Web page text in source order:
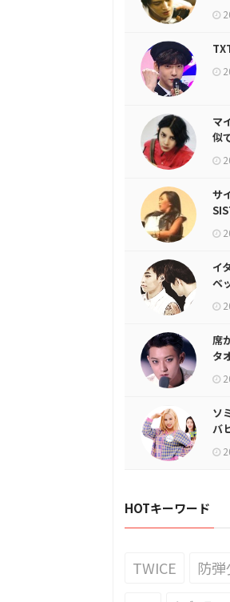
マ
似
サ
イ
ベ
題
席
タ
ソ
バ
HOTキーワード
TWICE 防